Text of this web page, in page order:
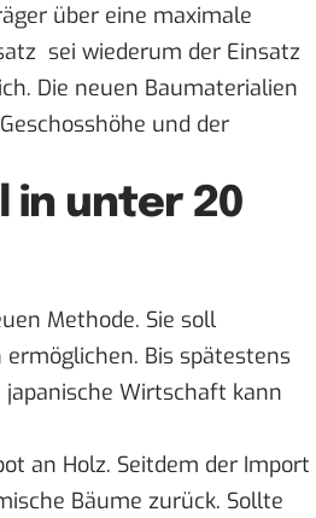
über eine maximale
sei wiederum der Einsatz
Die neuen Baumaterialien
und der
in unter 20
Methode. Sie soll
Bis spätestens
Wirtschaft kann
an Holz. Seitdem der Import
Bäume zurück. Sollte